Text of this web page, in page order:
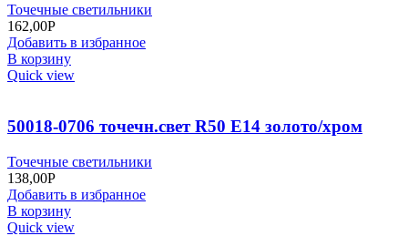
Точечные светильники
162,00Р
Добавить в избранное
В корзину
Quick view
50018-0706 точечн.свет R50 Е14 золото/хром
Точечные светильники
138,00Р
Добавить в избранное
В корзину
Quick view